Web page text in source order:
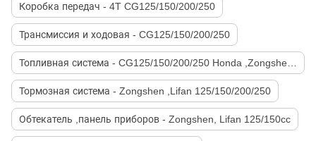
Коробка передач - 4T CG125/150/200/250
Трансмиссия и ходовая - CG125/150/200/250
Тормозная система - Zongshen ,Lifan 125/150/200/250
Обтекатель ,панель приборов - Zongshen, Lifan 125/150cc